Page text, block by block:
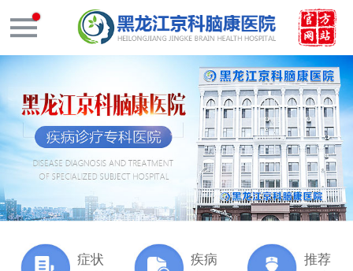
症状
疾病
推荐